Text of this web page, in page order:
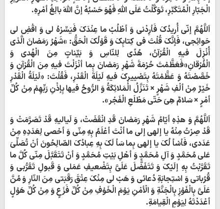
الْجَبّارِ الْمُتَکَبِّرِ، تَوَکَّلْتُ عَلَی اللَّهِ فَهُوَ حَسْبُهُ إنَّ اللَّهَ بالِغُ أمْرِهِ.
اَللَّهُمَّ إنّی أُریدُکَ فَأرِدْنی وَ أطْلُبُ ما عِنْدَکَ فَیَسِّرْهُ لی وَ اقْضِ لی
حَوائِجی، فَإنَّکَ قُلْتَ فی کِتابِکَ وَ قَوْلُکَ الْحَقُّ: »شَهْرُ رَمَضانَ الَّذی
أُنْزِلَ فیهِ الْقُرْآنُ، هُدًی لِلنّاسِ وَ بَیِّناتٍ مِنَ الْهُدی وَ
الْفُرْقانِ«فَعَظَّمْتَ حُرْمَةَ شَهْرِ رَمَضانَ بِما أنْزَلْتَ فیهِ مِنَ الْقُرْآنِ وَ
خَصَّصْتَهُ وَ عَظَّمْتَهُ بِتَصْییرِکَ فیهِ لَیْلَةَ الْقَدْرِ، فَقُلْتَ: «لَیْلَةُ الْقَدْرِ
خَیْرٌ مِنْ ألْفِ شَهْرٍ × تَنَزَّلُ الْمَلائِکَةُ وَ الرُّوحُ فیها بِإذْنِ رَبِّهِمْ مِنْ کُلِّ
أمْرٍ × سَلامٌ هِیَ حَتّی مَطْلَعِ الْفَجْر».
اَللَّهُمَّ وَ هذِهِ أیّامُ شَهْرِ رَمَضانَ قَدِ انْقَضَتْ، وَ لَیالیهِ قَدْ تَصَرَّمَتْ وَ
قَدْ صِرْتُ مِنْهُ یا إلهی إلی ما أنْتَ أعْلَمُ بِهِ مِنّی وَ أحْصی لِعَدَدِهِ مِنْ
عَدَدی، فَأسْأ لُکَ یا إلهی بِما سَأ لَکَ بِهِ عِبادُکَ الصّالِحُونَ أنْ تُصَلِّیَ
عَلی مُحَمَّدٍ وَ آلِ مُحَمَّدٍ وَ أهْلِ بَیْتِ مُحَمَّدٍ وَ أنْ تَتَقَبَّلَ مِنّی کُلَّ ما
تَقَرَّبْتُ بِهِ إلَیْکَ وَ تَتَفَضَّلَ عَلَیَّ بِتَضْعیفِ عَمَلی وَ قَبولِ تَقَرُّبی وَ
قُرُباتی وَ اسْتِجابَةِ دُعائی وَ هَبْ لی مِنْکَ عِتْقَ رَقَبَتی مِنَ النّارِ وَ مُنَّ
عَلَیَّ بِالْفَوْزِ بِالْجَنَّةِ وَ الْأمْنِ یَوْمَ الْخَوْفِ مِنْ کُلِّ فَزَعٍ وَ مِنْ کُلِّ هَوْلٍ
أعْدَدْتَهُ لِیَوْمِ الْقِیامَةِ.